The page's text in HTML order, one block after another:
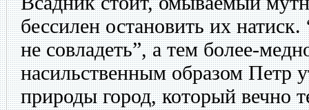
бессилен остановить их
не совладеть”, а тем более-
насильственным образом Петр
природы город, который вечно